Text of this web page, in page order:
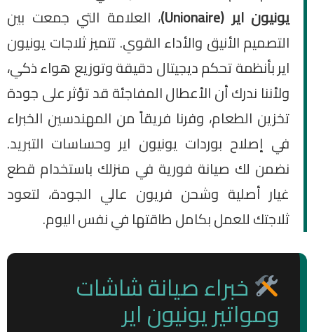
يونيون اير (Unionaire)
، العلامة التي جمعت بين
التصميم الأنيق والأداء القوي. تتميز ثلاجات يونيون
اير بأنظمة تحكم ديجيتال دقيقة وتوزيع هواء ذكي،
ولأننا ندرك أن الأعطال المفاجئة قد تؤثر على جودة
تخزين الطعام، وفرنا فريقاً من المهندسين الخبراء
في إصلاح بوردات يونيون اير وحساسات التبريد.
نضمن لك صيانة فورية في منزلك باستخدام قطع
غيار أصلية وشحن فريون عالي الجودة، لتعود
ثلاجتك للعمل بكامل طاقتها في نفس اليوم.
خبراء صيانة شاشات
ومواتير يونيون اير